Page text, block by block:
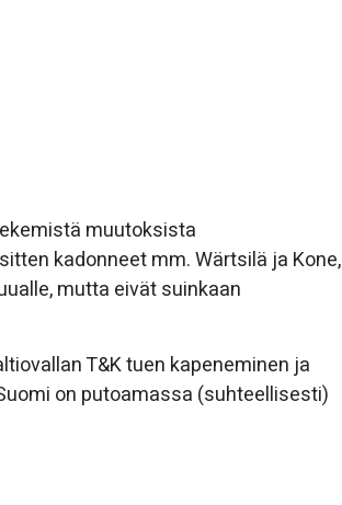
muutoksista
kadonneet mm. Wärtsilä ja Kone,
mutta eivät suinkaan
T&K tuen kapeneminen ja
on putoamassa (suhteellisesti)